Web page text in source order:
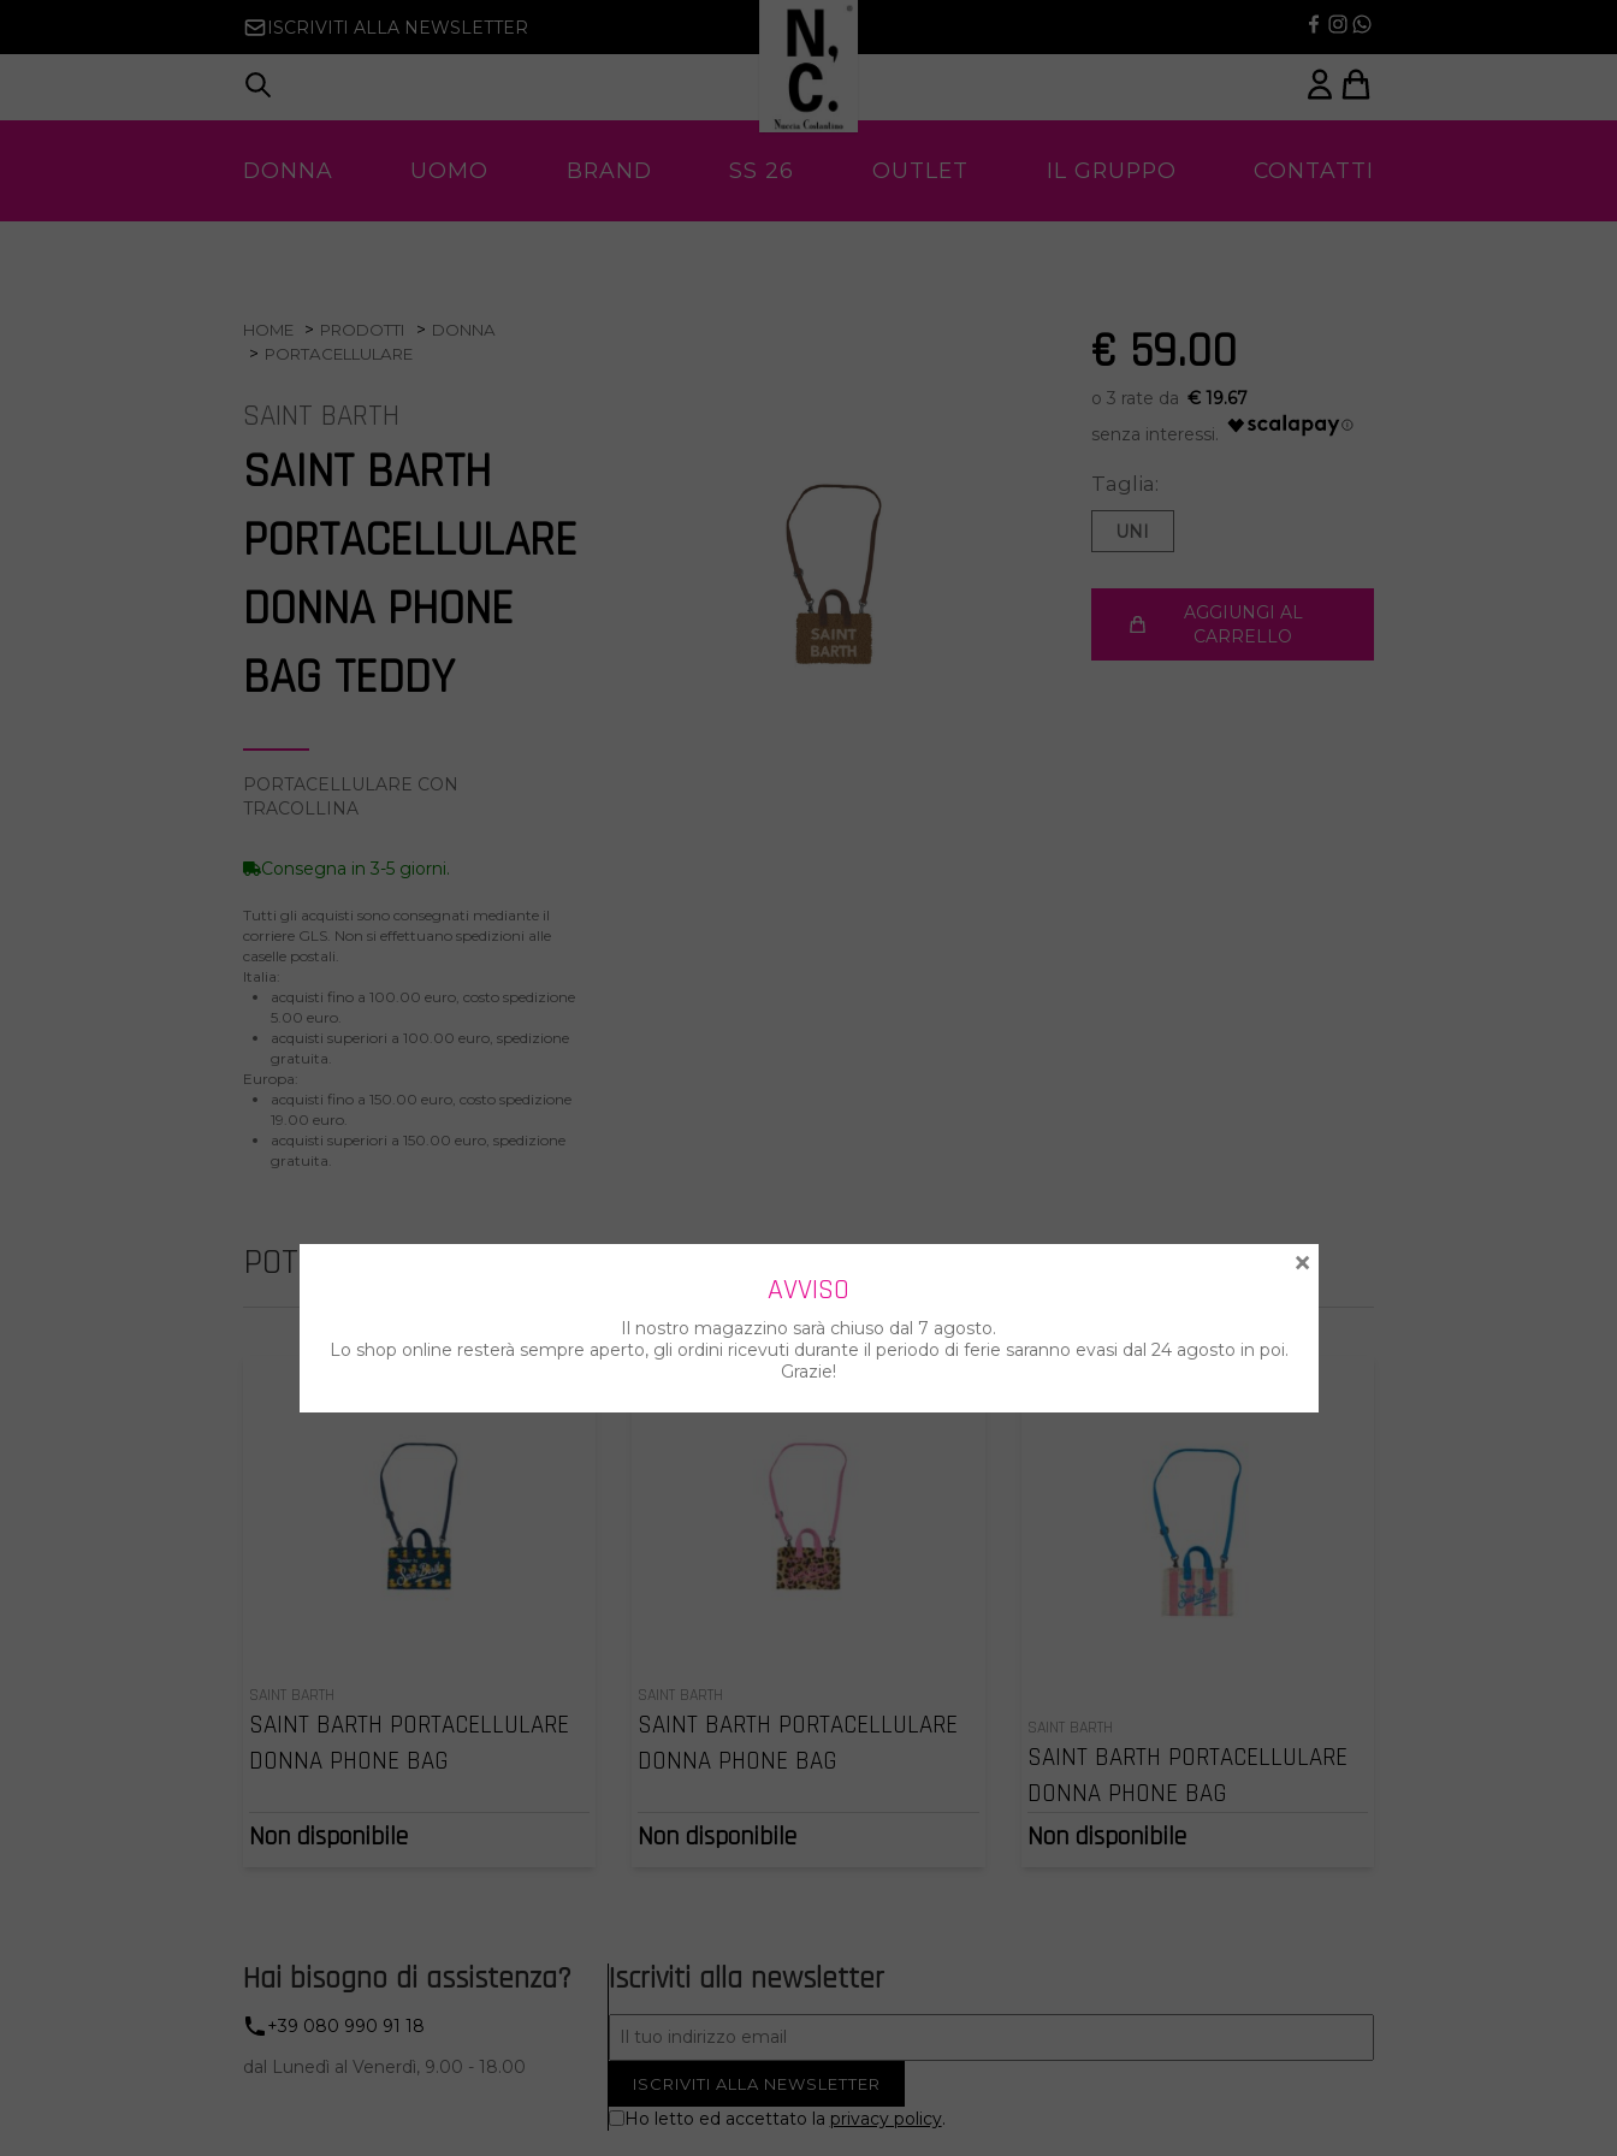
ISCRIVITI ALLA NEWSLETTER
DONNA UOMO BRAND SS 26 OUTLET IL GRUPPO CONTATTI
HOME PRODOTTI
DONNA
PORTACELLULARE
SAINT BARTH
SAINT BARTH
PORTACELLULARE
DONNA PHONE
BAG TEDDY
PORTACELLULARE CON
TRACOLLINA
Consegna in 3-5 giorni.
Tutti gli acquisti sono consegnati mediante il
corriere GLS. Non si effettuano spedizioni alle
caselle postali.
Italia:
acquisti fino a 100.00 euro, costo spedizione
5.00 euro.
acquisti superiori a 100.00 euro, spedizione
gratuita.
Europa:
acquisti fino a 150.00 euro, costo spedizione
19.00 euro.
acquisti superiori a 150.00 euro, spedizione
gratuita.
€ 59.00
€ 19.67
Taglia:
UNI
AGGIUNGI AL
CARRELLO
POTREBBE INTERESSARTI ANCHE...
SAINT BARTH
SAINT BARTH PORTACELLULARE
DONNA PHONE BAG
Non disponibile
SAINT BARTH
SAINT BARTH PORTACELLULARE
DONNA PHONE BAG
Non disponibile
SAINT BARTH
SAINT BARTH PORTACELLULARE
DONNA PHONE BAG
Non disponibile
Hai bisogno di assistenza?
+39 080 990 91 18
dal Lunedì al Venerdì, 9.00 - 18.00
Iscriviti alla newsletter
Ho letto ed accettato la privacy policy.
AVVISO
Il nostro magazzino sarà chiuso dal 7 agosto.
Lo shop online resterà sempre aperto, gli ordini ricevuti durante il periodo di ferie saranno evasi dal 24 agosto in poi.
Grazie!
×